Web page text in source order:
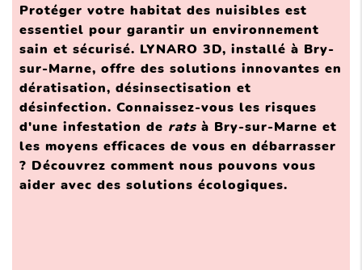
Protéger votre habitat des nuisibles est
essentiel pour garantir un environnement
sain et sécurisé. LYNARO 3D, installé à Bry-
sur-Marne, offre des solutions innovantes en
dératisation, désinsectisation et
désinfection. Connaissez-vous les risques
d'une infestation de ratsà Bry-sur-Marne et
les moyens efficaces de vous en débarrasser
? Découvrez comment nous pouvons vous
aider avec des solutions écologiques.